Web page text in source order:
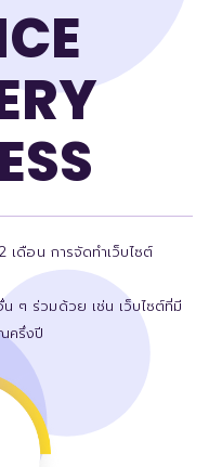
เดือน การจัดทำเว็บไซต์
ๆ ร่วมด้วย เช่น เว็บไซต์ที่มี
ครึ่งปี